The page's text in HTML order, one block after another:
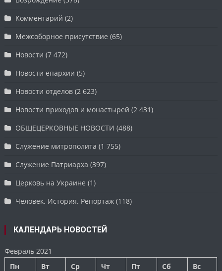
Комментарий (2)
Межсоборное присутствие (65)
Новости (7 472)
Новости епархии (5)
Новости отделов (2 623)
Новости приходов и монастырей (2 431)
ОБЩЕЦЕРКОВНЫЕ НОВОСТИ (488)
Служение митрополита (1 755)
Служение Патриарха (397)
Церковь на Украине (1)
Человек. История. Репортаж (118)
КАЛЕНДАРЬ НОВОСТЕЙ
Февраль 2021
Пн
Вт Ср Чт Пт Сб Вс